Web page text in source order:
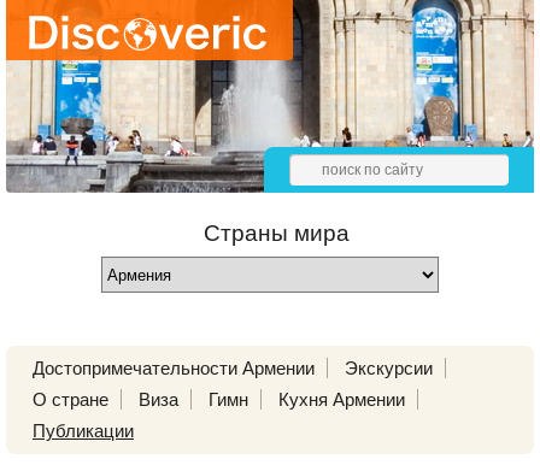
Страны мира
Достопримечательности Армении
Экскурсии
О стране
Виза Гимн
Кухня Армении
Публикации